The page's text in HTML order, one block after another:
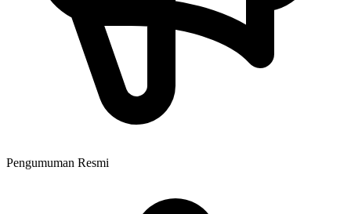
Pengumuman Resmi